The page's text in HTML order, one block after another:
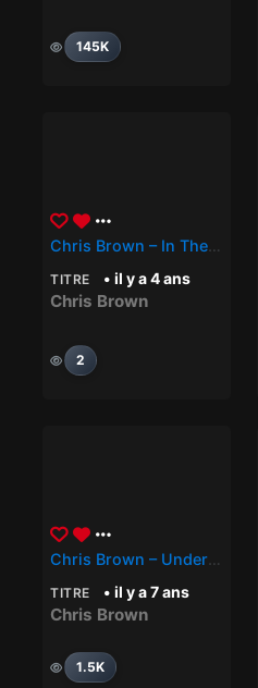
145K
Chris Brown – In The City
TITRE • il y a 4 ans
Chris Brown
2
Chris Brown – Under The Influence
TITRE • il y a 7 ans
Chris Brown
1.5K